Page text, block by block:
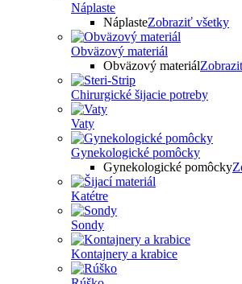
Náplaste
NáplasteZobraziť všetky
Obväzový materiál
Obväzový materiál
Chirurgické šijacie potreby
Vaty
Gynekologické pomôcky
Gynekologické pomôcky
Katétre
Sondy
Kontajnery a krabice